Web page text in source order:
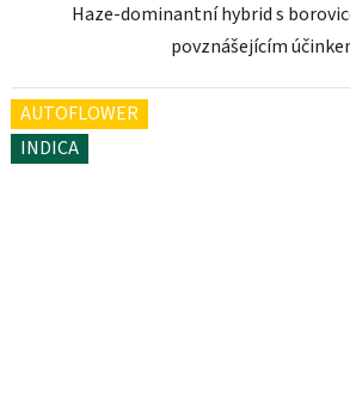
Haze-dominantní hybrid s
povznášejícím
AUTOFLOWER
INDICA